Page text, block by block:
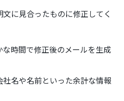
に見合ったものに修正してく
時間で修正後のメールを生成
名や名前といった余計な情報